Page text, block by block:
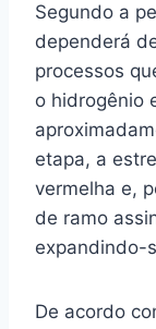
Segundo a
dependerá
processos
o hidrogênio
etapa, a
vermelha e,
de ramo
expandindo-
De acordo